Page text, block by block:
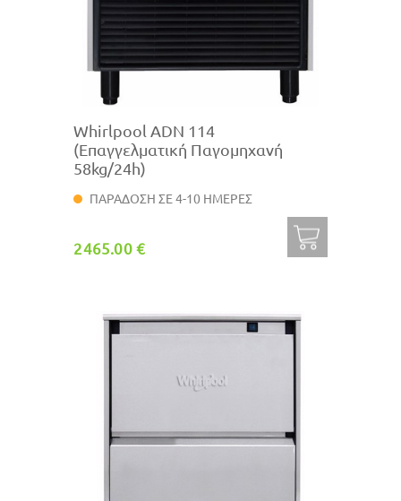
Whirlpool ADN 114
(Επαγγελματική Παγομηχανή
58kg/24h)
ΠΑΡΑΔΟΣΗ ΣΕ 4-10 ΗΜΕΡΕΣ
2465.00 €